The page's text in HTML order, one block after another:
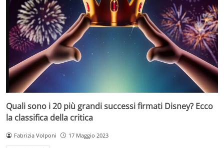
Quali sono i 20 più grandi successi firmati Disney? Ecco
la classifica della critica
Fabrizia Volponi 17 Maggio 2023